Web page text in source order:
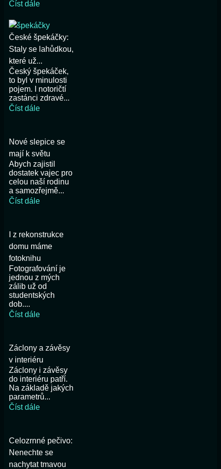
Číst dále
České špekáčky:
Staly se lahůdkou,
které už...
Český špekáček,
to byl v minulosti
pojem. I notoričtí
zastánci zdravé...
Číst dále
Nové slepice se
mají k světu
Abych zajistil
dostatek vajec pro
celou naší rodinu
a samozřejmě...
Číst dále
I z rekonstrukce
domu máme
fotoknihu
Fotografování je
jednou z mých
zálib už od
studentských
dob....
Číst dále
Záclony a závěsy
v interiéru
Záclony i závěsy
do interiéru patří.
Na základě jakých
parametrů...
Číst dále
Celozrnné pečivo:
Nenechte se
nachytat tmavou